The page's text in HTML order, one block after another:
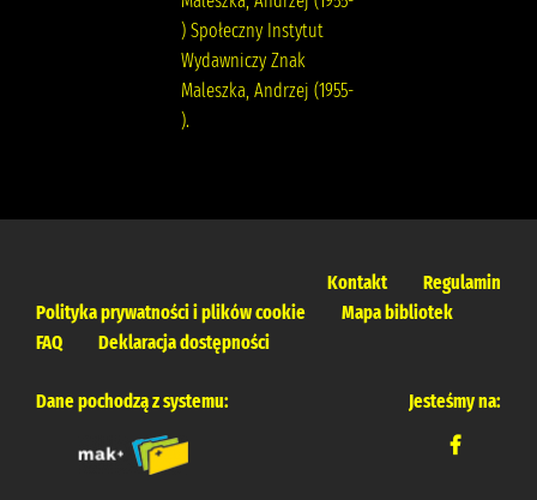
) Społeczny Instytut
Wydawniczy Znak
Maleszka, Andrzej (1955-
).
Kontakt
Regulamin
Polityka prywatności i plików cookie
Mapa bibliotek
FAQ
Deklaracja dostępności
Dane pochodzą z systemu: Jesteśmy na: